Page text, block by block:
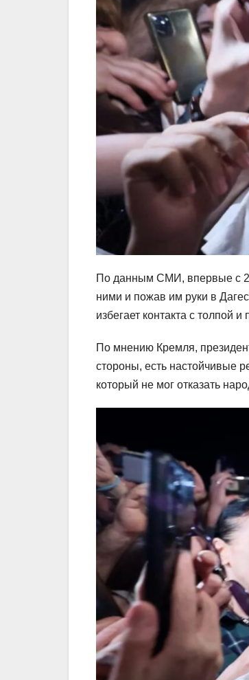
По данным СМИ, впервые с
ними и пожав им руки в
избегает контакта с толпой
По мнению Кремля,
стороны, есть настойчивые
который не мог отказать